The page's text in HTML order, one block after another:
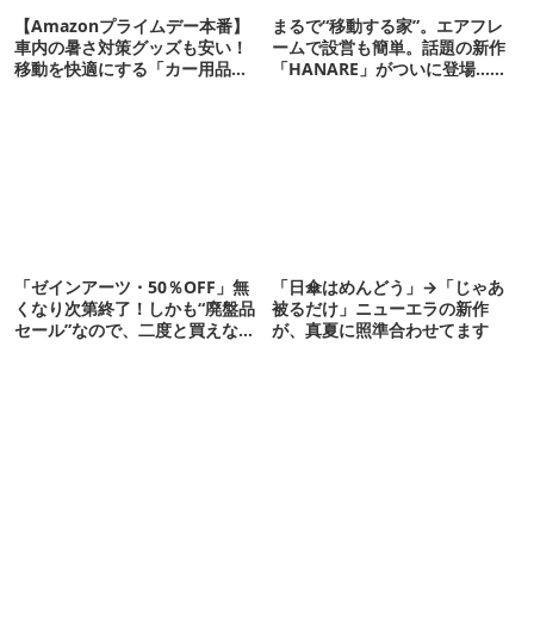
【Amazonプライムデー本番】
車内の暑さ対策グッズも安い！
移動を快適にする「カー用品」
まるで“移動する家”。エアフレ
ームで設営も簡単。話題の新作
「HANARE」がついに登場…！
「ゼインアーツ・50％OFF」無
くなり次第終了！しかも“廃盤品
セール”なので、二度と買えない
「日傘はめんどう」→「じゃあ
被るだけ」ニューエラの新作
が、真夏に照準合わせてます